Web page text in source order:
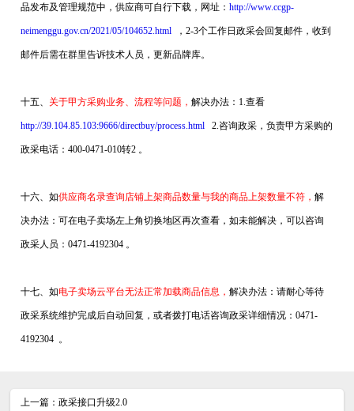
品发布及管理规范中，供应商可自行下载，网址：http://www.ccgp-
neimenggu.gov.cn/2021/05/104652.html ，2-3个工作日政采会回复邮件，收到
邮件后需在群里告诉技术人员，更新品牌库。
十五、 关于甲方采购业务、流程等问题，解决办法：1.查看
http://39.104.85.103:9666/directbuy/process.html 2.咨询政采，负责甲方采购的
政采电话：400-0471-010转2 。
十六、如供应商名录查询店铺上架商品数量与我的商品上架数量不符，解
决办法：可在电子卖场左上角切换地区再次查看，如未能解决，可以咨询
政采人员：0471-4192304 。
十七、如电子卖场云平台无法正常加载商品信息，解决办法：请耐心等待
政采系统维护完成后自动回复，或者拨打电话咨询政采详细情况：0471-
4192304 。
上一篇：政采接口升级2.0